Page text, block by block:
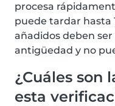
procesa
puede tardar hasta
añadidos deben ser
antigüedad y no
¿Cuáles son
esta